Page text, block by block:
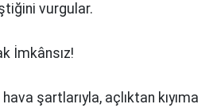
vurgular.
İmkânsız!
şartlarıyla, açlıktan kıyıma